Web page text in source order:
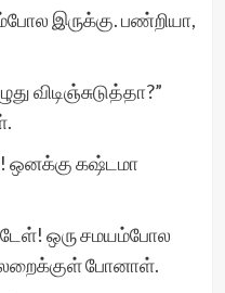
இருக்கு. பண்றியா,
விடிஞ்சுடுத்தா?”
ஒனக்கு கஷ்டமா
ஒரு சமயம்போல
போனாள்.